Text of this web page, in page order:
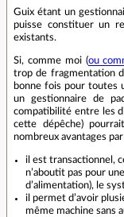
Guix étant un
puisse constituer un
existants.
Si, comme moi (ou
trop de fragmentation
bonne fois pour toutes
un gestionnaire de
compatibilité entre les
cette dépêche)
nombreux avantages
il est transactionnel,
n’aboutit pas pour
d’alimentation), le
il permet d’avoir
même machine sans